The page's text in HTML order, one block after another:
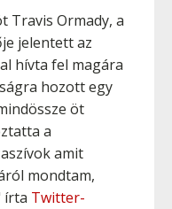
Travis Ormady, a
jelentett az
hívta fel magára
hozott egy
öt
a
amit
mondtam,
írta Twitter-